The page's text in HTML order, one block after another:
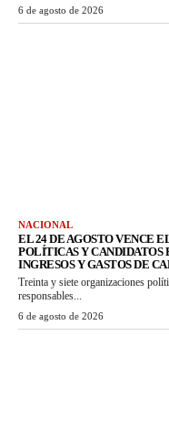
6 de agosto de 2026
NACIONAL
EL 24 DE AGOSTO VENCE
POLÍTICAS Y CANDIDATOS
INGRESOS Y GASTOS DE
Treinta y siete organizaciones
responsables...
6 de agosto de 2026